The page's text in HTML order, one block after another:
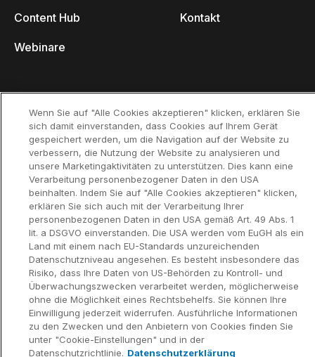
Content Hub
Webinare
Kontakt
©2002-2026 think-cell Software GmbH
Datenschutzerklär
ung
Kontaktinformationen und rechtlicher
Hinweis
Wenn Sie auf "Alle Cookies akzeptieren" klicken, erklären Sie
sich damit einverstanden, dass Cookies auf Ihrem Gerät
gespeichert werden, um die Navigation auf der Website zu
verbessern, die Nutzung der Website zu analysieren und
unsere Marketingaktivitäten zu unterstützen. Dies kann eine
Verarbeitung personenbezogener Daten in den USA
beinhalten. Indem Sie auf "Alle Cookies akzeptieren" klicken,
erklären Sie sich auch mit der Verarbeitung Ihrer
personenbezogenen Daten in den USA gemäß Art. 49 Abs. 1
lit. a DSGVO einverstanden. Die USA werden vom EuGH als ein
Land mit einem nach EU-Standards unzureichenden
Datenschutzniveau angesehen. Es besteht insbesondere das
Risiko, dass Ihre Daten von US-Behörden zu Kontroll- und
Überwachungszwecken verarbeitet werden, möglicherweise
ohne die Möglichkeit eines Rechtsbehelfs. Sie können Ihre
Einwilligung jederzeit widerrufen. Ausführliche Informationen
zu den Zwecken und den Anbietern von Cookies finden Sie
unter "Cookie-Einstellungen" und in der
Datenschutzrichtlinie. Datenschutzerklärung